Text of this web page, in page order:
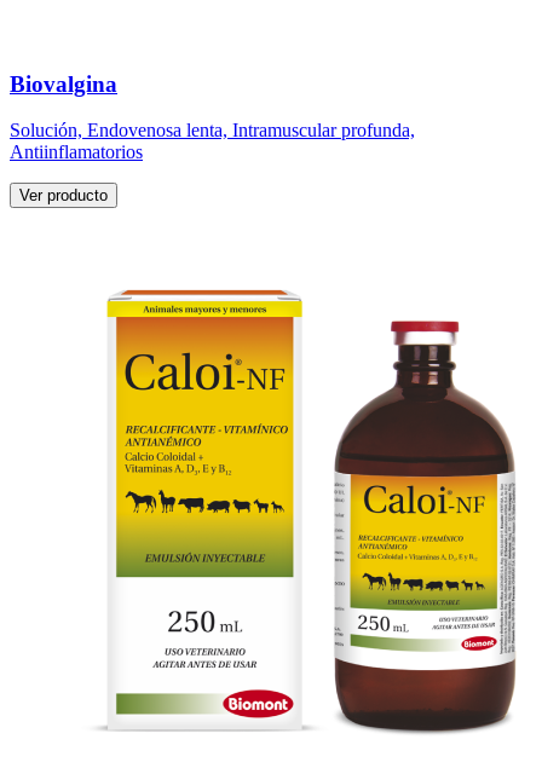
Biovalgina
Solución, Endovenosa lenta, Intramuscular profunda,
Antiinflamatorios
Ver producto